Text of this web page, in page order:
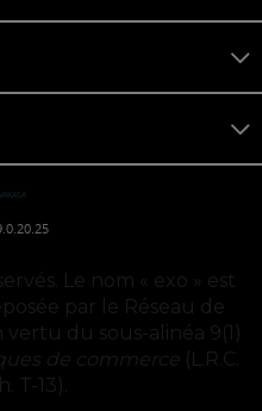
Le nom « exo » est
par le Réseau de
du sous-alinéa 9(1)
de commerce (L.R.C.
T-13).